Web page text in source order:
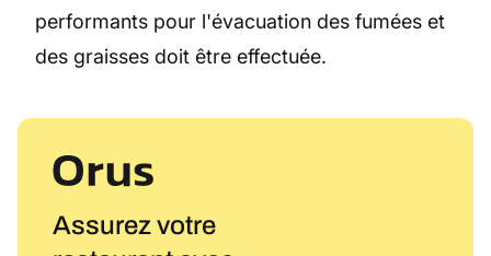
performants pour l'évacuation des fumées et
des graisses doit être effectuée.
Assurez votre